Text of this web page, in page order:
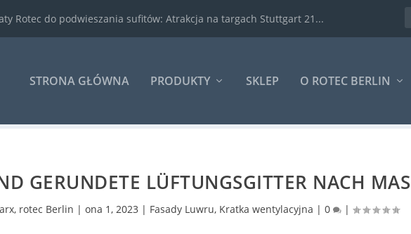
Rotec do podwieszania sufitów: Atrakcja na targach Stuttgart 21...
STRONA GŁÓWNA PRODUKTY SKLEP O ROTEC BERLIN
GERUNDETE LÜFTUNGSGITTER NACH MASS
rotec Berlin | ona 1, 2023 | Fasady Luwru, Kratka wentylacyjna | 0 |